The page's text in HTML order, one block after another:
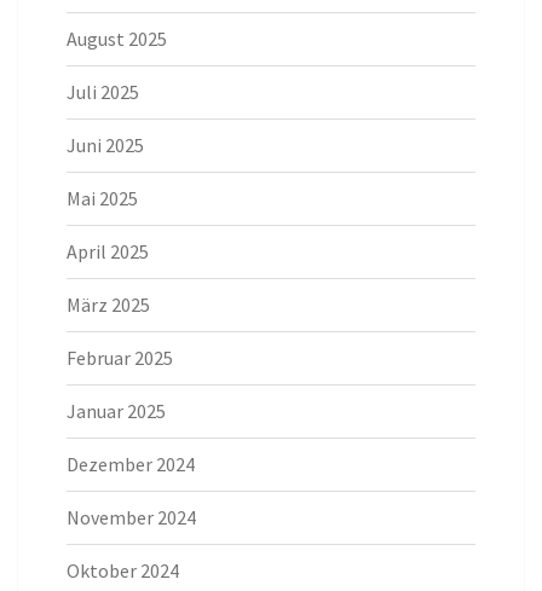
August 2025
Juli 2025
Juni 2025
Mai 2025
April 2025
März 2025
Februar 2025
Januar 2025
Dezember 2024
November 2024
Oktober 2024